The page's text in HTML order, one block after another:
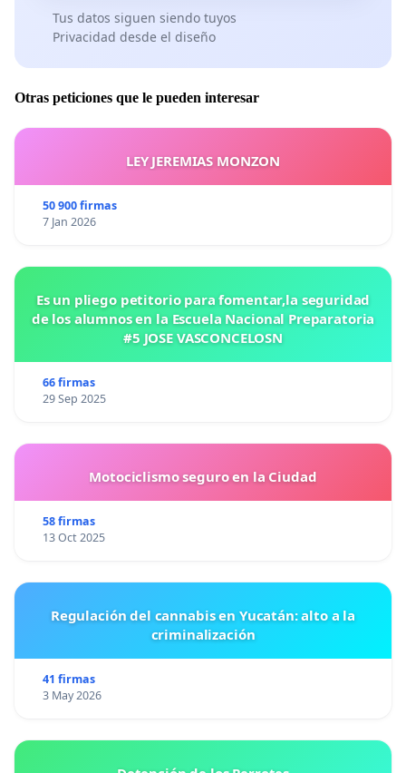
Tus datos siguen siendo tuyos
Privacidad desde el diseño
Otras peticiones que le pueden interesar
LEY JEREMIAS MONZON
50 900 firmas
7 Jan 2026
Es un pliego petitorio para fomentar,la seguridad
de los alumnos en la Escuela Nacional Preparatoria
#5 JOSE VASCONCELOSN
66 firmas
29 Sep 2025
Motociclismo seguro en la Ciudad
58 firmas
13 Oct 2025
Regulación del cannabis en Yucatán: alto a la
criminalización
41 firmas
3 May 2026